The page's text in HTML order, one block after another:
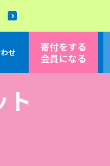
せ
寄付をする
会員になる